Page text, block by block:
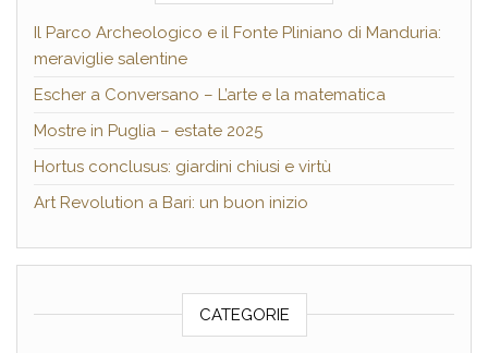
Il Parco Archeologico e il Fonte Pliniano di Manduria:
meraviglie salentine
Escher a Conversano – L’arte e la matematica
Mostre in Puglia – estate 2025
Hortus conclusus: giardini chiusi e virtù
Art Revolution a Bari: un buon inizio
CATEGORIE